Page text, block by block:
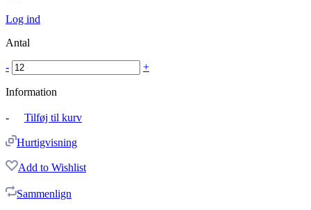
Log ind
Antal
- +
Information
- Tilføj til kurv
Hurtigvisning
Add to Wishlist
Sammenlign